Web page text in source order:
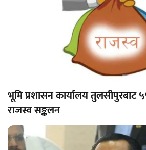
भूमि प्रशासन कार्यालय तुलसीपुरबाट
राजस्व सङ्कलन